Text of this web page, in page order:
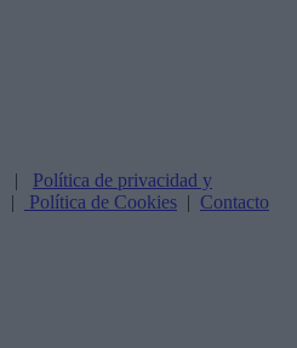
| Política de privacidad y
| Política de Cookies | Contacto